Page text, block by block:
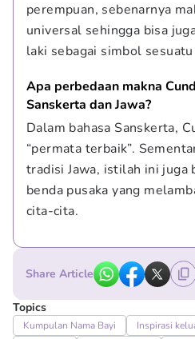
perempuan, sebenarnya
universal sehingga bisa
laki sebagai simbol
Apa perbedaan makna
Sanskerta dan Jawa?
Dalam bahasa Sanskerta,
“permata terbaik”.
tradisi Jawa, istilah ini juga
benda pusaka yang
cita-cita.
Share Article
Topics
Kumpulan Nama Bayi Inspirasi